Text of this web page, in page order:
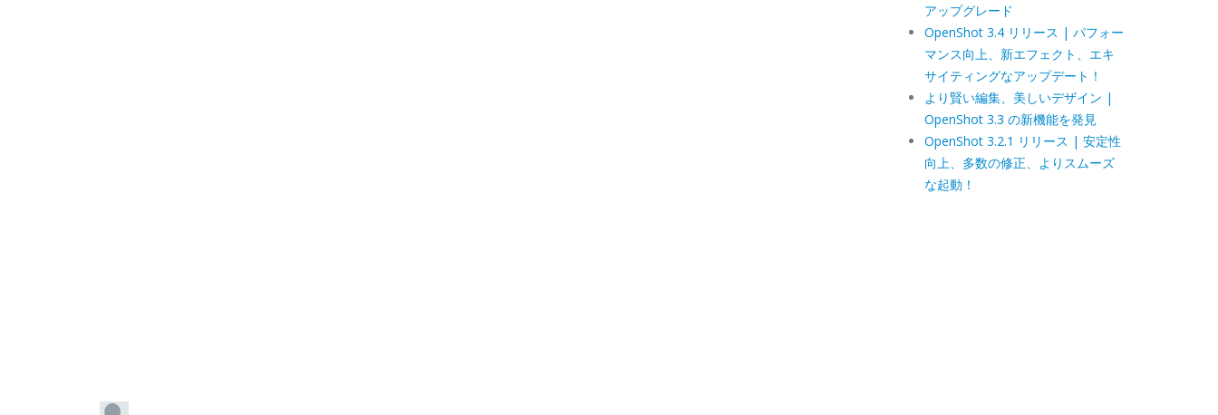
アップグレード
OpenShot 3.4 リリース | パフォー
マンス向上、新エフェクト、エキ
サイティングなアップデート！
より賢い編集、美しいデザイン |
OpenShot 3.3 の新機能を発見
OpenShot 3.2.1 リリース | 安定性
向上、多数の修正、よりスムーズ
な起動！